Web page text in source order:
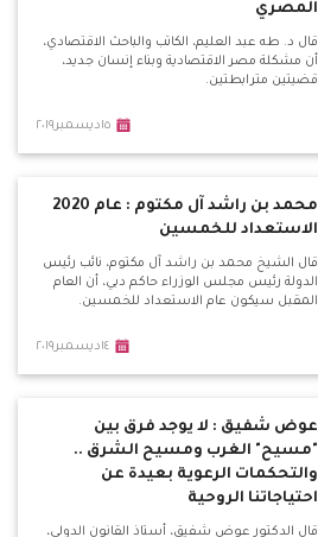
المصري
قال د. طه عبد العليم، الكاتب والباحث الاقتصادي،
أن مشكلة مصر الاقتصادية وبناء إنسان جديد،
قضيتين مترابطتين.
١٥ديسمبر٢٠١٩
محمد بن راشد آل مكتوم : عام 2020
الاستعداد للخمسين
قال الشيخ محمد بن راشد آل مكتوم، نائب رئيس
الدولة رئيس مجلس الوزراء حاكم دبي، أن العام
المقبل سيكون عام الاستعداد للخمسين.
١٤ديسمبر٢٠١٩
عوض شفيق : لا يوجد فرق بين
"مسيح" الغرب ومسيح الشرق ..
والتحكمات الرعوية بعيدة عن
احتياجاتنا الروحية
قال الدكتور عوض شفيق، أستاذ القانون الدولي،